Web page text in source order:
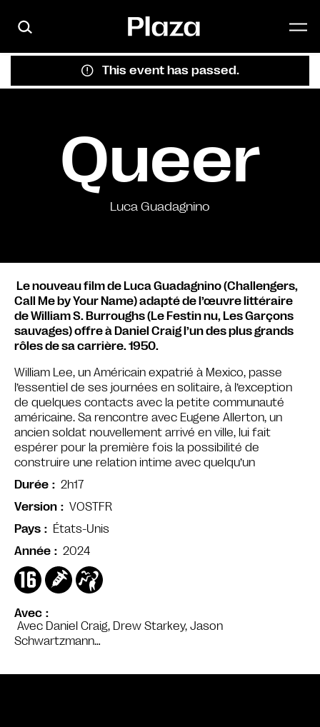
This event has passed.
Queer
Luca Guadagnino
Avec
Avec Daniel Craig, Drew Starkey, Jason
Schwartzmann…
Le nouveau film de Luca Guadagnino (Challengers,
Call Me by Your Name) adapté de l’œuvre littéraire
de William S. Burroughs (Le Festin nu, Les Garçons
sauvages) offre à Daniel Craig l’un des plus grands
rôles de sa carrière. 1950.
William Lee, un Américain expatrié à Mexico, passe
l’essentiel de ses journées en solitaire, à l’exception
de quelques contacts avec la petite communauté
américaine. Sa rencontre avec Eugene Allerton, un
ancien soldat nouvellement arrivé en ville, lui fait
espérer pour la première fois la possibilité de
construire une relation intime avec quelqu’un
Durée
2h17
Version
VOSTFR
Pays
États-Unis
Année
2024